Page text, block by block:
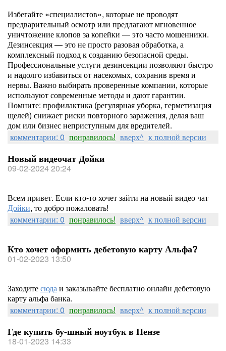
Избегайте «специалистов», которые не проводят
предварительный осмотр или предлагают мгновенное
уничтожение клопов за копейки — это часто мошенники.
Дезинсекция — это не просто разовая обработка, а
комплексный подход к созданию безопасной среды.
Профессиональные услуги дезинсекции позволяют быстро
и надолго избавиться от насекомых, сохранив время и
нервы. Важно выбирать проверенные компании, которые
используют современные методы и дают гарантии.
Помните: профилактика (регулярная уборка, герметизация
щелей) снижает риски повторного заражения, делая ваш
дом или бизнес неприступным для вредителей.
комментарии: 0 понравилось! вверх^ к полной версии
Новый видеочат Дойки
09-02-2024 20:24
Всем привет. Если кто-то хочет зайти на новый видео чат
Дойки, то добро пожаловать!
комментарии: 0 понравилось! вверх^ к полной версии
Кто хочет оформить дебетовую карту Альфа?
01-02-2023 13:50
Заходитесюдаи заказывайте бесплатно онлайн дебетовую
карту альфа банка.
комментарии: 0 понравилось! вверх^ к полной версии
Где купить бу-шный ноутбук в Пензе
18-01-2023 14:33